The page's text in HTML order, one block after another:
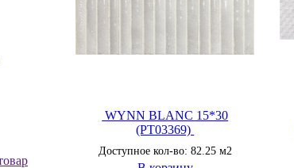
WYNN BLANC 15*30
(PT03369)
Доступное кол-во: 82.25 м2